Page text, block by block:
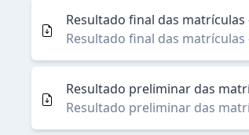
Resultado final das matrículas
Resultado final das matrículas
Resultado preliminar das
Resultado preliminar das